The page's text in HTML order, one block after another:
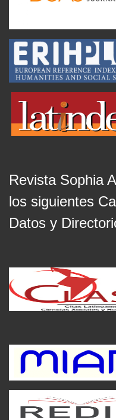
Revista Sophia
los siguientes
Datos y